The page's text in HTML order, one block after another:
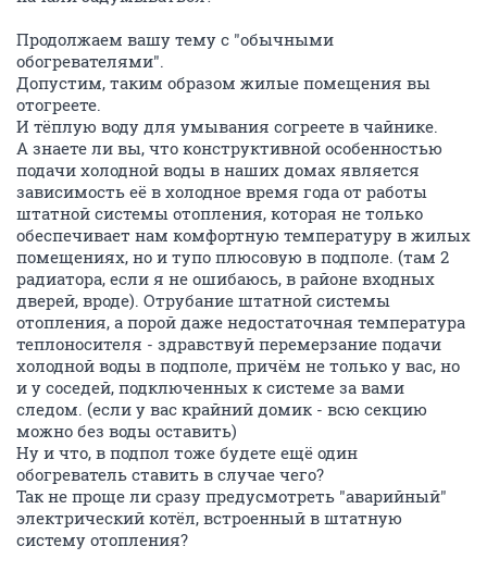
Продолжаем вашу тему с "обычными
обогревателями".
Допустим, таким образом жилые помещения вы
отогреете.
И тёплую воду для умывания согреете в чайнике.
А знаете ли вы, что конструктивной особенностью
подачи холодной воды в наших домах является
зависимость её в холодное время года от работы
штатной системы отопления, которая не только
обеспечивает нам комфортную температуру в жилых
помещениях, но и тупо плюсовую в подполе. (там 2
радиатора, если я не ошибаюсь, в районе входных
дверей, вроде). Отрубание штатной системы
отопления, а порой даже недостаточная температура
теплоносителя - здравствуй перемерзание подачи
холодной воды в подполе, причём не только у вас, но
и у соседей, подключенных к системе за вами
следом. (если у вас крайний домик - всю секцию
можно без воды оставить)
Ну и что, в подпол тоже будете ещё один
обогреватель ставить в случае чего?
Так не проще ли сразу предусмотреть "аварийный"
электрический котёл, встроенный в штатную
систему отопления?